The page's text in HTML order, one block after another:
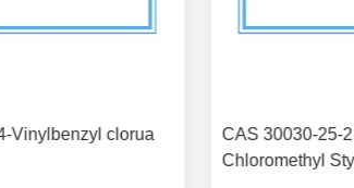
Vinylbenzyl clorua
CAS 30030-25-
Chloromethyl